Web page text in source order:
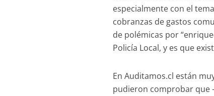
especialmente con el
cobranzas de gastos
de polémicas por
Policía Local, y es que
En Auditamos.cl están
pudieron comprobar que